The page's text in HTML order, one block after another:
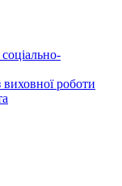
роботи